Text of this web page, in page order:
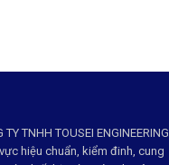
TNHH TOUSEI ENGINEERING
hiệu chuẩn, kiểm đinh, cung